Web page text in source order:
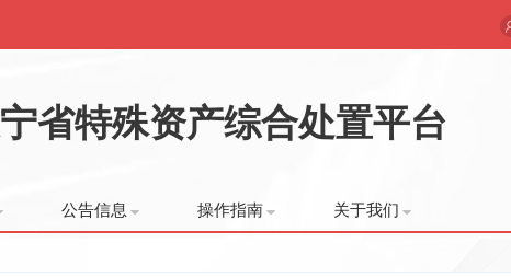
省特殊资产综合处置平台
公告信息 操作指南 关于我们